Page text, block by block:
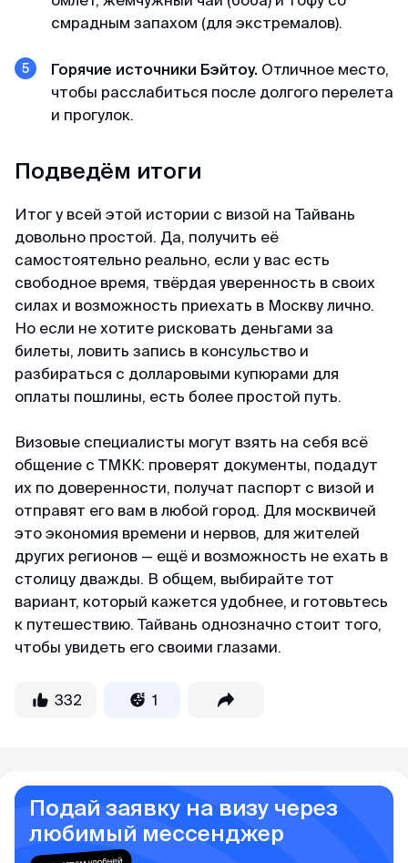
смрадным запахом (для экстремалов).
Горячие источники Бэйтоу. Отличное место,
чтобы расслабиться после долгого перелета
и прогулок.
Подведём итоги
Итог у всей этой истории с визой на Тайвань
довольно простой. Да, получить её
самостоятельно реально, если у вас есть
свободное время, твёрдая уверенность в своих
силах и возможность приехать в Москву лично.
Но если не хотите рисковать деньгами за
билеты, ловить запись в консульство и
разбираться с долларовыми купюрами для
оплаты пошлины, есть более простой путь.
Визовые специалисты могут взять на себя всё
общение с ТМКК: проверят документы, подадут
их по доверенности, получат паспорт с визой и
отправят его вам в любой город. Для москвичей
это экономия времени и нервов, для жителей
других регионов — ещё и возможность не ехать в
столицу дважды. В общем, выбирайте тот
вариант, который кажется удобнее, и готовьтесь
к путешествию. Тайвань однозначно стоит того,
чтобы увидеть его своими глазами.
332 1
Подай заявку на визу через
любимый мессенджер